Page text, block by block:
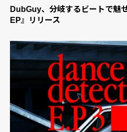
DubGuy、分岐するビートで魅
EP』リリース